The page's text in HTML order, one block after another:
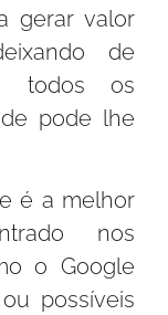
gerar valor
de
todos os
pode lhe
é a melhor
nos
o Google
possíveis